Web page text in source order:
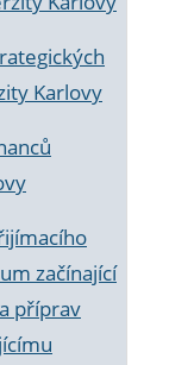
Karlovy
začínající
příprav